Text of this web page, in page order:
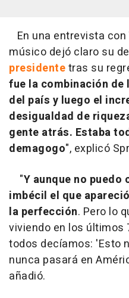
En una entrevista con
músico dejó claro su
presidentetras su
fue la combinación
del país y luego el
desigualdad de
gente atrás. Estaba
demagogo", explicó
"Y aunque no
imbécil el que
la perfección. Pero lo
viviendo en los últimos
todos decíamos: 'Esto
nunca pasará en
añadió.